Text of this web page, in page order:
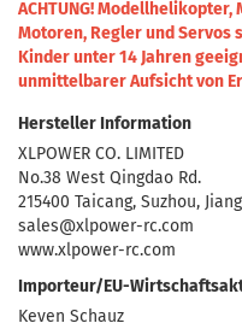
ACHTUNG!
Motoren, Regler und Servos
Kinder unter 14 Jahren
unmittelbarer Aufsicht von
Hersteller Information
XLPOWER CO. LIMITED
No.38 West Qingdao Rd.
215400 Taicang, Suzhou,
sales@xlpower-rc.com
www.xlpower-rc.com
Importeur/EU-
Keven Schauz